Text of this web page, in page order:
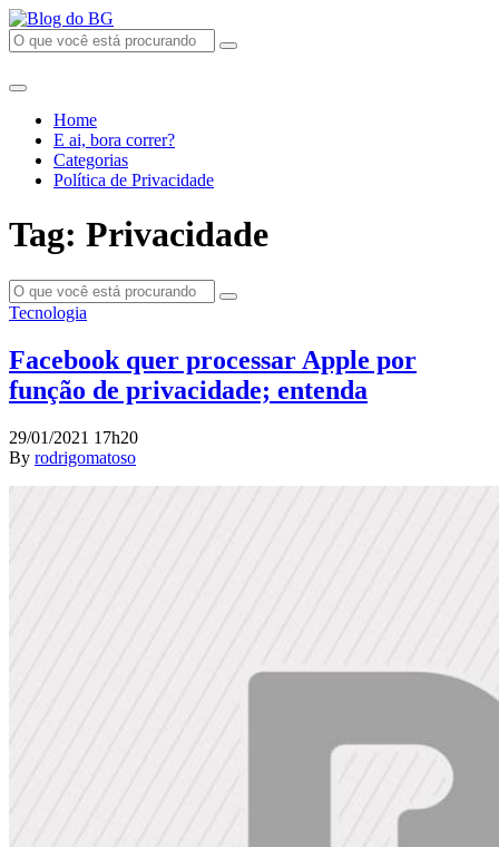
Home
E ai, bora correr?
Categorias
Política de Privacidade
Tag: Privacidade
Tecnologia
Facebook quer processar Apple por
função de privacidade; entenda
29/01/2021 17h20
By rodrigomatoso